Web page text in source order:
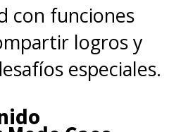
con funciones
logros y
especiales.